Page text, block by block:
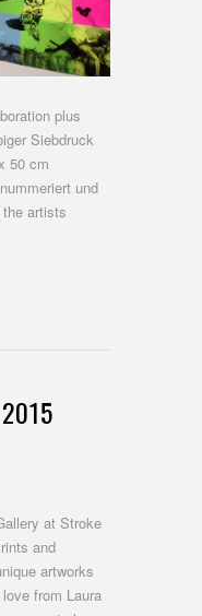
plus
Siebdruck
50 cm
und
artists
at Stroke
and
artworks
from Laura